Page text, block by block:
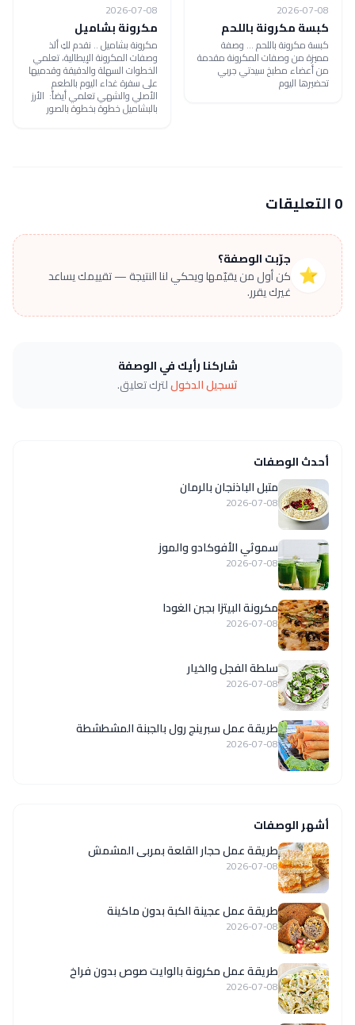
2026-07-08
كبسة مكرونة باللحم
كبسة مكرونة باللحم ... وصفة
مميزة من وصفات المكرونة مقدمة
من أعضاء مطبخ سيدتي جربي
تحضيرها اليوم
2026-07-08
مكرونة بشاميل
مكرونة بشاميل .. نقدم لكِ ألذ
وصفات المكرونة الإيطالية، تعلمي
الخطوات السهلة والدقيقة وقدميها
على سفرة غداء اليوم بالطعم
الأصلي والشهي تعلمي أيضاً: الأرز
بالبشاميل خطوة بخطوة بالصور
0 التعليقات
⭐
جرّبت الوصفة؟
كن أول من يقيّمها ويحكي لنا النتيجة — تقييمك يساعد
غيرك يقرر.
شاركنا رأيك في الوصفة
تسجيل الدخوللترك تعليق.
أحدث الوصفات
متبل الباذنجان بالرمان
2026-07-08
سموثي الأفوكادو والموز
2026-07-08
مكرونة البيتزا بجبن الغودا
2026-07-08
سلطة الفجل والخيار
2026-07-08
طريقة عمل سبرينج رول بالجبنة المشطشطة
2026-07-08
أشهر الوصفات
طريقة عمل حجار القلعة بمربى المشمش
2026-07-08
طريقة عمل عجينة الكبة بدون ماكينة
2026-07-08
طريقة عمل مكرونة بالوايت صوص بدون فراخ
2026-07-08